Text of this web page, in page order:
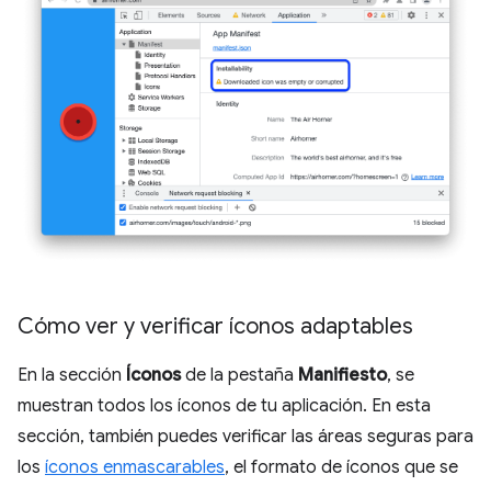
Cómo ver y verificar íconos adaptables
En la sección Íconosde la pestaña Manifiesto, se
muestran todos los íconos de tu aplicación. En esta
sección, también puedes verificar las áreas seguras para
los íconos enmascarables, el formato de íconos que se